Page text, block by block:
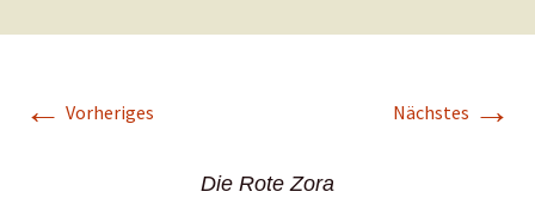
← Vorheriges Nächstes →
Die Rote Zora